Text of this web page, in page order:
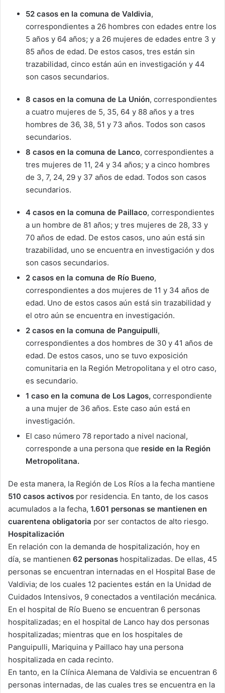
52 casos en la comuna de Valdivia,
correspondientes a 26 hombres con edades entre los
5 años y 64 años; y a 26 mujeres de edades entre 3 y
85 años de edad. De estos casos, tres están sin
trazabilidad, cinco están aún en investigación y 44
son casos secundarios.
8 casos en la comuna de La Unión, correspondientes
a cuatro mujeres de 5, 35, 64 y 88 años y a tres
hombres de 36, 38, 51 y 73 años. Todos son casos
secundarios.
8 casos en la comuna de Lanco, correspondientes a
tres mujeres de 11, 24 y 34 años; y a cinco hombres
de 3, 7, 24, 29 y 37 años de edad. Todos son casos
secundarios.
4 casos en la comuna de Paillaco, correspondientes
a un hombre de 81 años; y tres mujeres de 28, 33 y
70 años de edad. De estos casos, uno aún está sin
trazabilidad, uno se encuentra en investigación y dos
son casos secundarios.
2 casos en la comuna de Río Bueno,
correspondientes a dos mujeres de 11 y 34 años de
edad. Uno de estos casos aún está sin trazabilidad y
el otro aún se encuentra en investigación.
2 casos en la comuna de Panguipulli,
correspondientes a dos hombres de 30 y 41 años de
edad. De estos casos, uno se tuvo exposición
comunitaria en la Región Metropolitana y el otro caso,
es secundario.
1 caso en la comuna de Los Lagos, correspondiente
a una mujer de 36 años. Este caso aún está en
investigación.
El caso número 78 reportado a nivel nacional,
corresponde a una persona que reside en la Región
Metropolitana.
De esta manera, la Región de Los Ríos a la fecha mantiene
510 casos activos por residencia. En tanto, de los casos
acumulados a la fecha, 1.601 personas se mantienen en
cuarentena obligatoria por ser contactos de alto riesgo.
Hospitalización
En relación con la demanda de hospitalización, hoy en
día, se mantienen 62 personas hospitalizadas. De ellas, 45
personas se encuentran internadas en el Hospital Base de
Valdivia; de los cuales 12 pacientes están en la Unidad de
Cuidados Intensivos, 9 conectados a ventilación mecánica.
En el hospital de Río Bueno se encuentran 6 personas
hospitalizadas; en el hospital de Lanco hay dos personas
hospitalizadas; mientras que en los hospitales de
Panguipulli, Mariquina y Paillaco hay una persona
hospitalizada en cada recinto.
En tanto, en la Clínica Alemana de Valdivia se encuentran 6
personas internadas, de las cuales tres se encuentra en la